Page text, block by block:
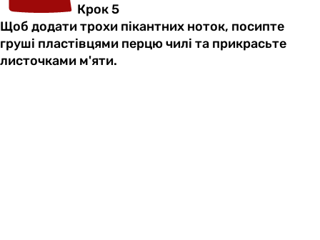
Крок 5
Щоб додати трохи пікантних ноток, посипте
груші пластівцями перцю чилі та прикрасьте
листочками м'яти.